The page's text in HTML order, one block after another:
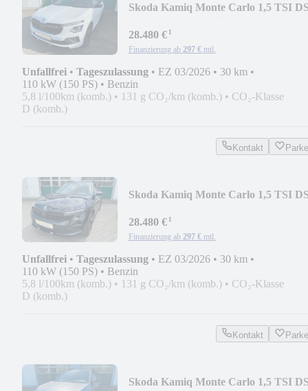
Skoda Kamiq Monte Carlo 1,5 TSI
28.480 €¹
Finanzierung ab 297 € mtl.
Unfallfrei • Tageszulassung • EZ 03/2026 • 30 km •
110 kW (150 PS) • Benzin
5,8 l/100km (komb.) • 131 g CO₂/km (komb.) • CO₂-Klasse
D (komb.)
Kontakt
Skoda Kamiq Monte Carlo 1,5 TSI
28.480 €¹
Finanzierung ab 297 € mtl.
Unfallfrei • Tageszulassung • EZ 03/2026 • 30 km •
110 kW (150 PS) • Benzin
5,8 l/100km (komb.) • 131 g CO₂/km (komb.) • CO₂-Klasse
D (komb.)
Kontakt
Skoda Kamiq Monte Carlo 1,5 TSI